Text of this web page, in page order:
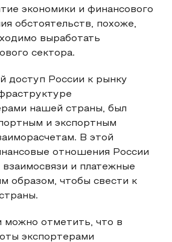
экономики и финансового
обстоятельств, похоже,
выработать
сектора.
доступ России к рынку
нашей страны, был
и экспортным
В этой
отношения России
и платежные
образом, чтобы свести к
можно отметить, что в
экспортерами